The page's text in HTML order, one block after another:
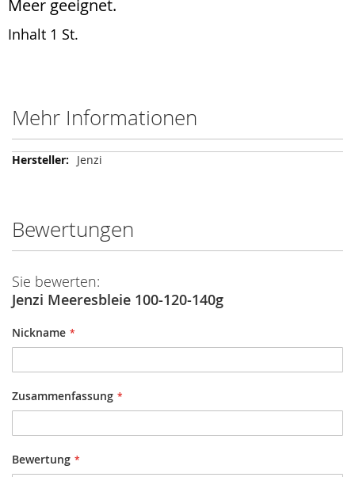
Meer geeignet.
Inhalt 1 St.
Mehr Informationen
Mehr
Jenzi
Bewertungen
Sie bewerten:
Jenzi Meeresbleie 100-120-140g
Nickname
Zusammenfassung
Bewertung